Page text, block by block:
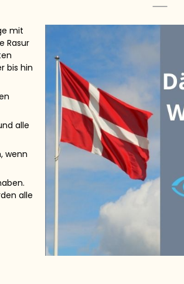
mit
Rasur
bis hin
alle
wenn
alle